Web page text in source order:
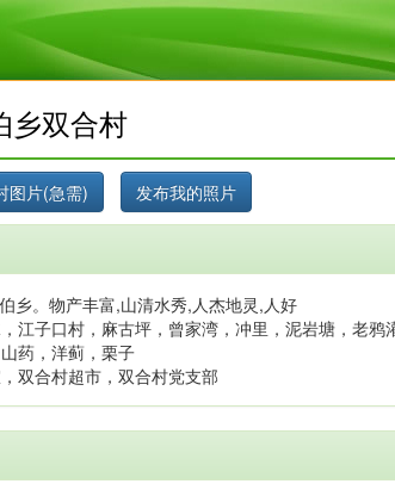
乡双合村
乡。物产丰富,山清水秀,人杰地灵,人好
江子口村，麻古坪，曾家湾，冲里，泥岩塘，老鸦
药，洋蓟，栗子
双合村超市，双合村党支部